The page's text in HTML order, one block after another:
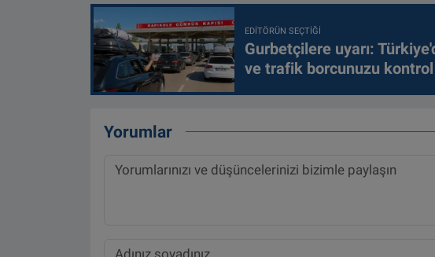
EDITÖRÜN SEÇTIĞI
Gurbetçilere uyarı:
ve trafik borcunuzu
Yorumlar